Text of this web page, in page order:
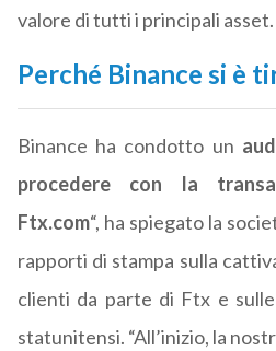
valore di tutti i principali asset.
Perché Binance si è
Binance ha condotto un
procedere con la
Ftx.com“, ha spiegato la
rapporti di stampa sulla
clienti da parte di Ftx e
statunitensi. “All’inizio, la